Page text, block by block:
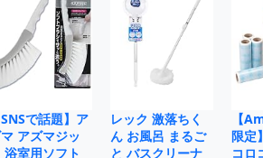
SNSで話題】ア
アズマジッ
浴室用ソフト
レック 激落ちく
ん お風呂 まるご
と バスクリーナ
【
限定
コロ